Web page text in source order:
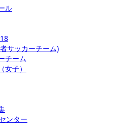
ル
サッカーチーム)
チーム
女子）
ンター